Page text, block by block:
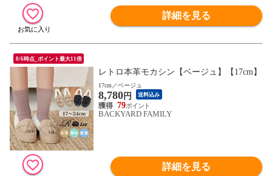
詳細を見る
8/6時点_ポイント最大11倍
レトロ本革モカシン【ベージュ】【17cm】
17cm／ベージュ
8,780円 送料込み
79
BACKYARD FAMILY
詳細を見る